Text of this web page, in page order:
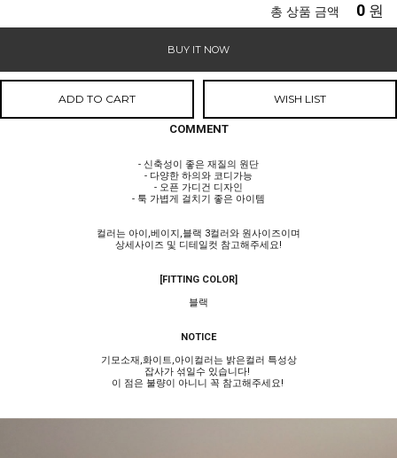
총 상품 금액 0 원
BUY IT NOW
ADD TO CART WISH LIST
COMMENT
- 신축성이 좋은 재질의 원단
- 다양한 하의와 코디가능
- 오픈 가디건 디자인
- 툭 가볍게 걸치기 좋은 아이템
컬러는 아이,베이지,블랙 3컬러와 원사이즈이며
상세사이즈 및 디테일컷 참고해주세요!
[FITTING COLOR]
블랙
NOTICE
기모소재,화이트,아이컬러는 밝은컬러 특성상
잡사가 섞일수 있습니다!
이 점은 불량이 아니니 꼭 참고해주세요!